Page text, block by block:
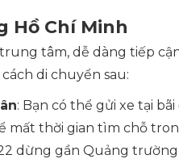
Hồ Chí Minh
tâm, dễ dàng tiếp
di chuyển sau:
: Bạn có thể gửi xe tại
mất thời gian tìm chỗ
dừng gần Quảng